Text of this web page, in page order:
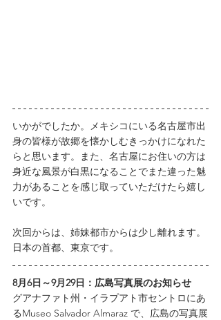
いかがでしたか。メキシコにいる名古屋市出
身の皆様が故郷を懐かしむきっかけになれた
らと思います。また、名古屋にお住いの方は
身近な風景が白黒になることでまた違った魅
力があることを感じ取っていただけたら嬉し
いです。
次回からは、姉妹都市からは少し離れます。
日本の首都、東京です。
8月6日～9月29日：広島写真展のお知らせ
グアナファト州・イラプアト市セントロにあ
るMuseo Salvador Almaraz で、広島の写真展